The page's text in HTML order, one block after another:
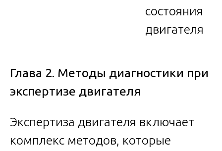
состояния
двигателя
Глава 2. Методы диагностики при
экспертизе двигателя
Экспертиза двигателя включает
комплекс методов, которые